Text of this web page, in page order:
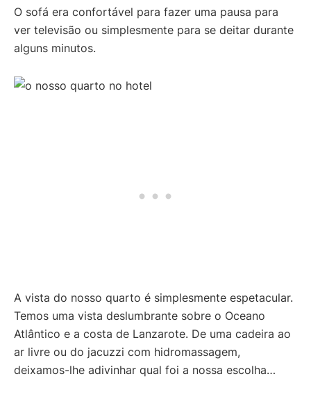
O sofá era confortável para fazer uma pausa para
ver televisão ou simplesmente para se deitar durante
alguns minutos.
A vista do nosso quarto é simplesmente espetacular.
Temos uma vista deslumbrante sobre o Oceano
Atlântico e a costa de Lanzarote. De uma cadeira ao
ar livre ou do jacuzzi com hidromassagem,
deixamos-lhe adivinhar qual foi a nossa escolha…